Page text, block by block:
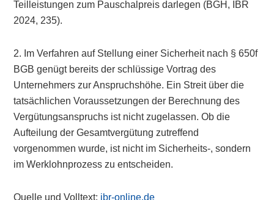
Teilleistungen zum Pauschalpreis darlegen (BGH, IBR
2024, 235).
2. Im Verfahren auf Stellung einer Sicherheit nach § 650f
BGB genügt bereits der schlüssige Vortrag des
Unternehmers zur Anspruchshöhe. Ein Streit über die
tatsächlichen Voraussetzungen der Berechnung des
Vergütungsanspruchs ist nicht zugelassen. Ob die
Aufteilung der Gesamtvergütung zutreffend
vorgenommen wurde, ist nicht im Sicherheits-, sondern
im Werklohnprozess zu entscheiden.
Quelle und Volltext: ibr-online.de